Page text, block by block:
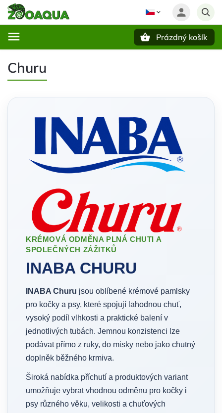
Prázdný košík
Churu
KRÉMOVÁ ODMĚNA PLNÁ CHUTI A
SPOLEČNÝCH ZÁŽITKŮ
INABA CHURU
INABA Churu jsou oblíbené krémové pamlsky
pro kočky a psy, které spojují lahodnou chuť,
vysoký podíl vlhkosti a praktické balení v
jednotlivých tubách. Jemnou konzistenci lze
podávat přímo z ruky, do misky nebo jako chutný
doplněk běžného krmiva.
Široká nabídka příchutí a produktových variant
umožňuje vybrat vhodnou odměnu pro kočky i
psy různého věku, velikosti a chuťových